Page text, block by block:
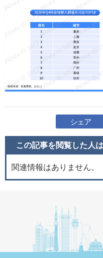
シェア
この記事を閲覧した人
関連情報はありません。